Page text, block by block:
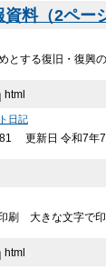
料（2ペー
とする復旧・復
html
日記
更新日 令和7
刷 大きな文字で
html